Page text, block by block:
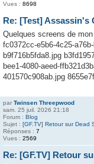
Vues : 8698
Re: [Test] Assassin's
Quelques screens de
fc0372cc-e5b6-4c25-
b9f716b5fda8.jpg
bee1-4080-aeed-
401570c908ab.jpg
par Twinsen Threepwood
sam. 25 juil. 2026 21:18
Forum : Blog
Sujet : [GF.TV] Retour sur Dead
Réponses : 7
Vues : 2569
Re: [GF.TV] Retour